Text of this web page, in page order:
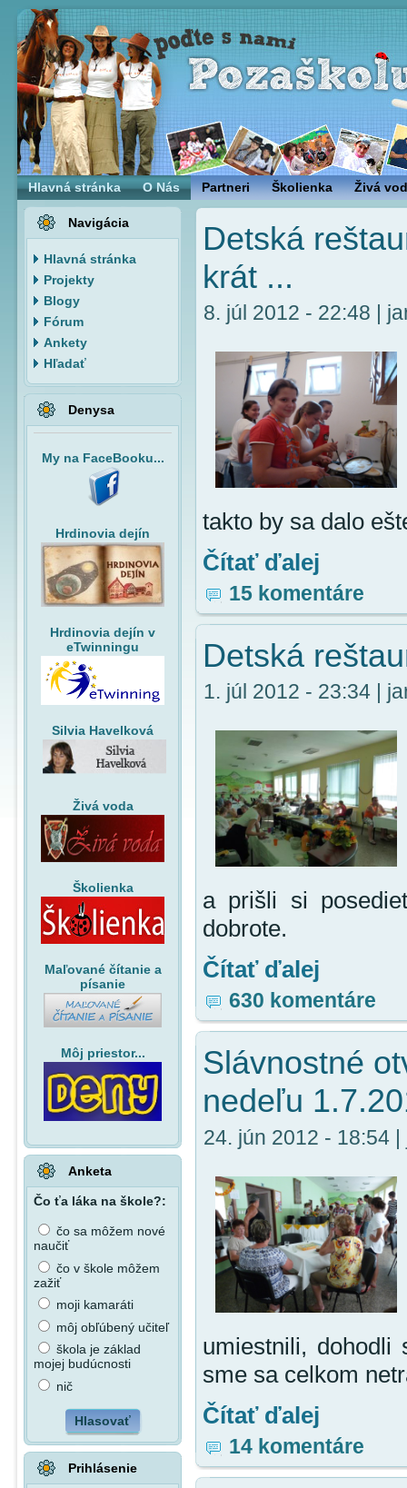
Hlavná stránka O Nás Partneri Školienka Živá
Navigácia
Hlavná stránka
Projekty
Blogy
Fórum
Ankety
Hľadať
Denysa
My na FaceBooku...
Hrdinovia dejín
Hrdinovia dejín v
eTwinningu
Silvia Havelková
Živá voda
Školienka
Maľované čítanie a
písanie
Môj priestor...
Anketa
Čo ťa láka na škole?:
čo sa môžem nové
naučiť
čo v škole môžem
zažiť
moji kamaráti
môj obľúbený učiteľ
škola je základ
mojej budúcnosti
nič
Hlasovať
Prihlásenie
Detská
krát ...
8. júl 2012 - 22:48 |
takto by sa dalo
Čítať ďalej
15 komentáre
Detská
1. júl 2012 - 23:34 |
a prišli si
dobrote.
Čítať ďalej
630 komentáre
Slávnostné
nedeľu
24. jún 2012 - 18:54 |
umiestnili, dohodli
sme sa celkom
Čítať ďalej
14 komentáre